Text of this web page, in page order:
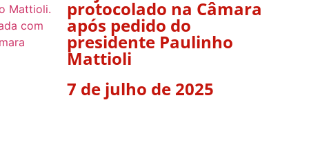
protocolado na Câmara
após pedido do
presidente Paulinho
Mattioli
7 de julho de 2025